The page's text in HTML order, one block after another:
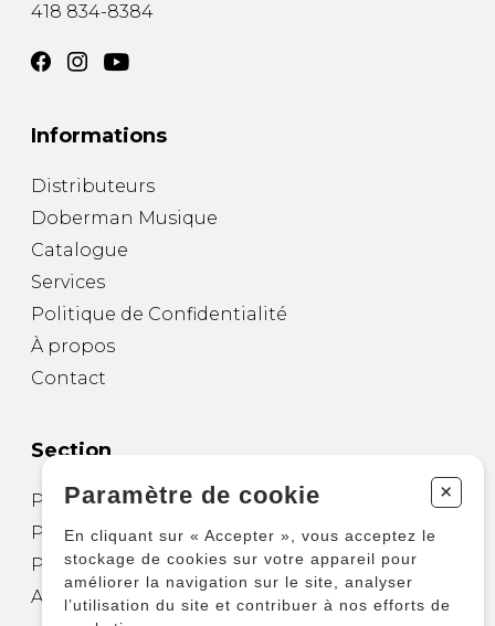
418 834-8384
Informations
Distributeurs
Doberman Musique
Catalogue
Services
Politique de Confidentialité
À propos
Contact
Section
Partitions pour guitare
Partitions pour autres instruments
Partitions pour ensembles
Autres produits
Paramètre de cookie +
En cliquant sur « Accepter », vous acceptez le
stockage de cookies sur votre appareil pour
améliorer la navigation sur le site, analyser
l’utilisation du site et contribuer à nos efforts de